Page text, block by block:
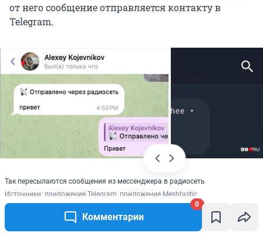
Комментарии
0
от него сообщение отправляется контакту в
Telegram.
Так пересылаются сообщения из мессенджера в радиосеть
Источники: приложение Telegram, приложение Meshtastic